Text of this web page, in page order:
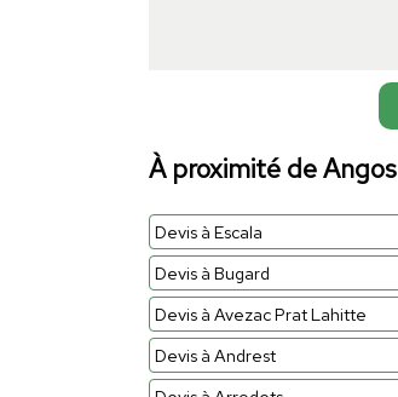
À proximité de Angos
Devis à Escala
Devis à Bugard
Devis à Avezac Prat Lahitte
Devis à Andrest